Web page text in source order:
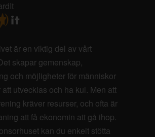
är en viktig del av vårt
skapar gemenskap,
och möjligheter för människor
utvecklas och ha kul. Men att
kräver resurser, och ofta är
att få ekonomin att gå ihop.
kan du enkelt stötta